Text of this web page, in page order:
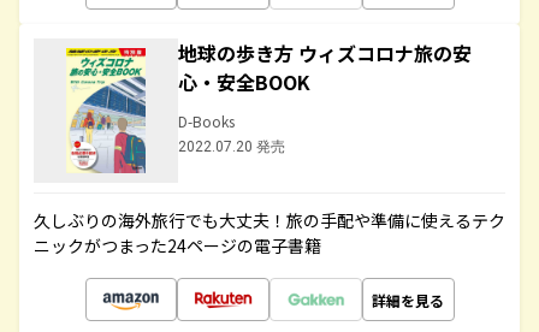
地球の歩き方 ウィズコロナ旅の安
心・安全BOOK
D-Books
2022.07.20 発売
久しぶりの海外旅行でも大丈夫！旅の手配や準備に使えるテク
ニックがつまった24ページの電子書籍
詳細を見る